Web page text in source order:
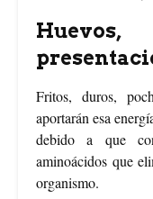
Fritos, duros,
aportarán esa
debido a que
aminoácidos que
organismo.